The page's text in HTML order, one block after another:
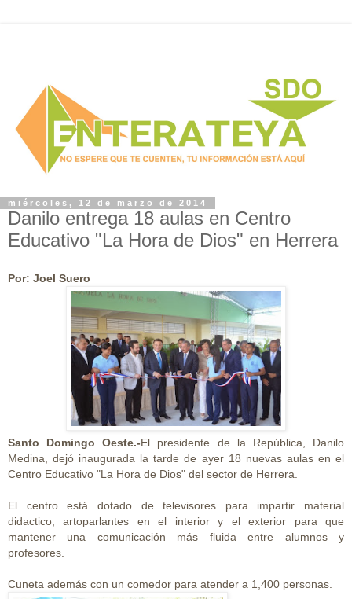
miércoles, 12 de marzo de 2014
Danilo entrega 18 aulas en Centro
Educativo "La Hora de Dios" en Herrera
Por: Joel Suero
Santo Domingo Oeste.-El presidente de la República, Danilo
Medina, dejó inaugurada la tarde de ayer 18 nuevas aulas en el
Centro Educativo "La Hora de Dios" del sector de Herrera.
El centro está dotado de televisores para impartir material
didactico, artoparlantes en el interior y el exterior para que
mantener una comunicación más fluida entre alumnos y
profesores.
Cuneta además con un comedor para atender a 1,400 personas.